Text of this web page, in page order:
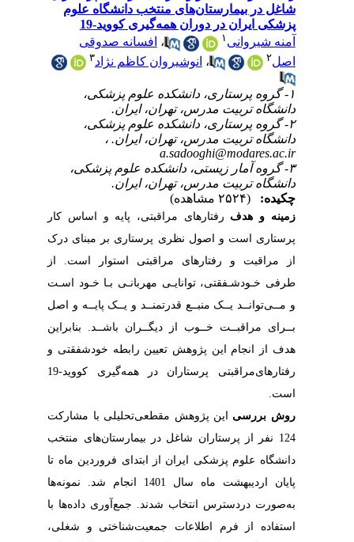
شاغل در بیمارستان‌های منتخب دانشگاه علوم
پزشکی ایران در دوران همه‌گیری کووید-19
آمنه شیروانی
،افسانه صدوقی
اصل۲ ،انوشیروان کاظم نژاد ۳
۱- گروه پرستاری، دانشکده علوم پزشکی،
دانشگاه تربیت مدرس، تهران، ایران.
۲- گروه پرستاری، دانشکده علوم پزشکی،
دانشگاه تربیت مدرس، تهران، ایران. ،
a.sadooghi@modares.ac.ir
۳- گروه آمار زیستی، دانشکده علوم پزشکی،
دانشگاه تربیت مدرس، تهران، ایران.
چکیده:
زمینه و هدفرفتارهای مراقبتی، پایه و اساس کار
پرستاری است و اصول نظری پرستاری بر مبنای درک
از مراقبت و رفتارهای مراقبتی استوار است. از
طرفی خـودشـفقتی، توانایـی مهربانـی بـا خـود اسـت
و مــی‌توانــد یــک منبــع قدرتمنــد و یــک پایــه و اصل
بــرای مراقبــت خــوب از دیگــران باشــد. بنابراین
هدف از انجام این پژوهش تعیین رابطه خود‌شفقتی و
رفتارهای‌مراقبتی پرستاران در همه‌گیری کووید-19
است.
روش بررسیاین پژوهش مقطعی‌تحلیلی با مشارکت
124 نفر از پرستاران شاغل در بیمارستان‌های منتخب
دانشگاه علوم پزشکی ایران از ابتدای فروردین ماه تا
پایان اردیبهشت ماه سال 1401 انجام شد. نمونه‌ها
به‌صورت دردسترس انتخاب شدند. جمع‌آوری داده‌ها با
استفاده از فرم اطلاعات جمعیت‌شناختی و شغلی،